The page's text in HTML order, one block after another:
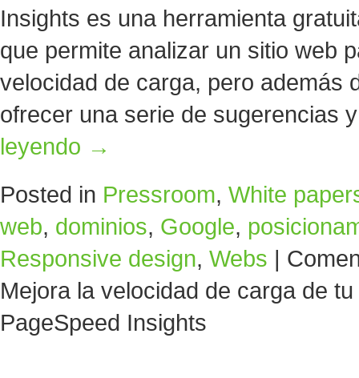
Insights es una herramienta
que permite analizar un sitio web
velocidad de carga, pero además
ofrecer una serie de sugerencias
leyendo →
Posted in Pressroom, White
web, dominios, Google,
Responsive design, Webs |
Mejora la velocidad de carga de
PageSpeed Insights